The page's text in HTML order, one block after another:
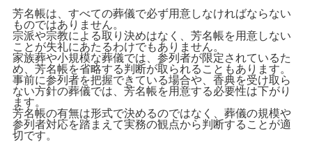
芳名帳は、すべての葬儀で必ず用意しなければならない
ものではありません。
宗派や宗教による取り決めはなく、芳名帳を用意しない
ことが失礼にあたるわけでもありません。
家族葬や小規模な葬儀では、参列者が限定されているた
め、芳名帳を省略する判断が取られることもあります。
事前に参列者を把握できている場合や、香典を受け取ら
ない方針の葬儀では、芳名帳を用意する必要性は下がり
ます。
芳名帳の有無は形式で決めるのではなく、葬儀の規模や
参列者対応を踏まえて実務の観点から判断することが適
切です。